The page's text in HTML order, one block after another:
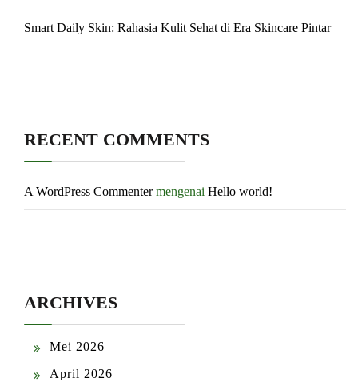
Smart Daily Skin: Rahasia Kulit Sehat di Era Skincare Pintar
RECENT COMMENTS
A WordPress Commentermengenai Hello world!
ARCHIVES
Mei 2026
April 2026